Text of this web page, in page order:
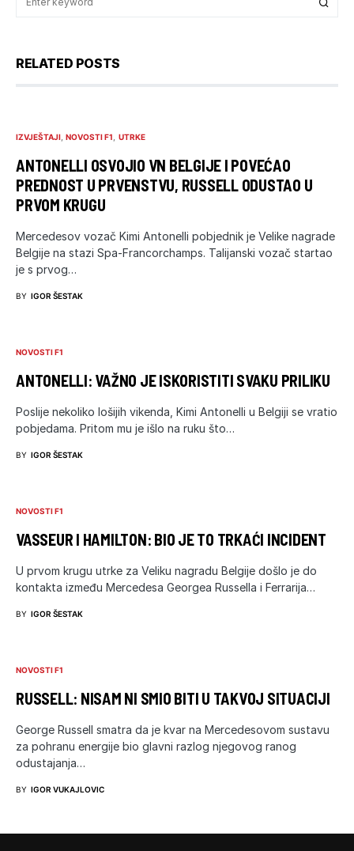
RELATED POSTS
IZVJEŠTAJI NOVOSTI F1 UTRKE
ANTONELLI OSVOJIO VN BELGIJE I POVEĆAO
PREDNOST U PRVENSTVU, RUSSELL ODUSTAO U
PRVOM KRUGU
Mercedesov vozač Kimi Antonelli pobjednik je Velike nagrade
Belgije na stazi Spa-Francorchamps. Talijanski vozač startao
je s prvog…
BY IGOR ŠESTAK
NOVOSTI F1
ANTONELLI: VAŽNO JE ISKORISTITI SVAKU PRILIKU
Poslije nekoliko lošijih vikenda, Kimi Antonelli u Belgiji se vratio
pobjedama. Pritom mu je išlo na ruku što…
BY IGOR ŠESTAK
NOVOSTI F1
VASSEUR I HAMILTON: BIO JE TO TRKAĆI INCIDENT
U prvom krugu utrke za Veliku nagradu Belgije došlo je do
kontakta između Mercedesa Georgea Russella i Ferrarija…
BY IGOR ŠESTAK
NOVOSTI F1
RUSSELL: NISAM NI SMIO BITI U TAKVOJ SITUACIJI
George Russell smatra da je kvar na Mercedesovom sustavu
za pohranu energije bio glavni razlog njegovog ranog
odustajanja…
BY IGOR VUKAJLOVIC